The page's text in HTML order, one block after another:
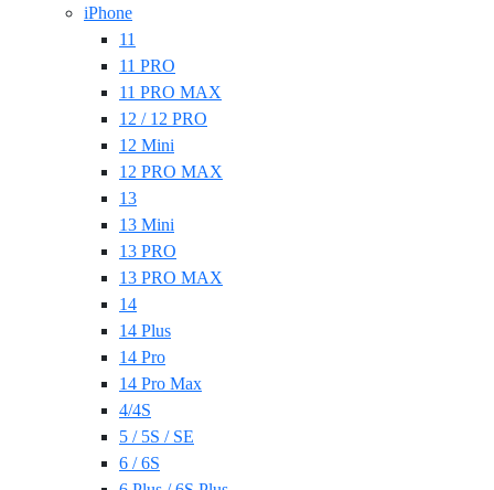
iPhone
11
11 PRO
11 PRO MAX
12 / 12 PRO
12 Mini
12 PRO MAX
13
13 Mini
13 PRO
13 PRO MAX
14
14 Plus
14 Pro
14 Pro Max
4/4S
5 / 5S / SE
6 / 6S